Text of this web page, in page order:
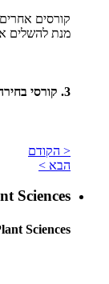
קורסים אחרים
מנת להשלים
3. קורסי בחירה – השלמה ל – 30 ש"ס
< הקודם
הבא >
Sciences
Sciences